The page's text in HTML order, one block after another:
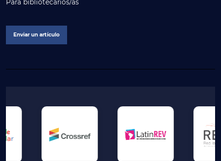
Para bibliotecarios/as
Enviar un artículo